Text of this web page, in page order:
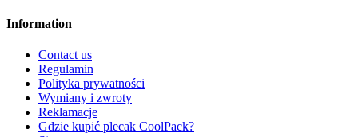
Information
Contact us
Regulamin
Polityka prywatności
Wymiany i zwroty
Reklamacje
Gdzie kupić plecak CoolPack?